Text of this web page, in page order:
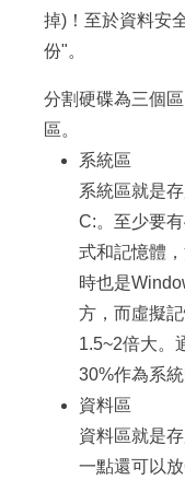
掉)！至於資料安
份"。
分割硬碟為三個
區。
系統區
系統區就是
C:。至少要
式和記憶體
時也是
方，而虛擬
1.5~2倍大。
30%作為系統
資料區
資料區就是
一點還可以